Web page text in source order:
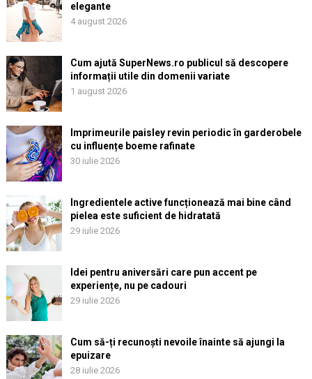
elegante
4 august 2026
Cum ajută SuperNews.ro publicul să descopere
informații utile din domenii variate
1 august 2026
Imprimeurile paisley revin periodic în garderobele
cu influențe boeme rafinate
30 iulie 2026
Ingredientele active funcționează mai bine când
pielea este suficient de hidratată
29 iulie 2026
Idei pentru aniversări care pun accent pe
experiențe, nu pe cadouri
29 iulie 2026
Cum să-ți recunoști nevoile înainte să ajungi la
epuizare
28 iulie 2026